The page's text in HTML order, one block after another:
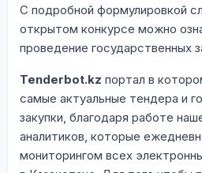
С подробной формулировкой
открытом конкурсе можно
проведение государственных
Tenderbot.kz портал в
самые актуальные тендера и
закупки, благодаря работе
аналитиков, которые
мониторингом всех